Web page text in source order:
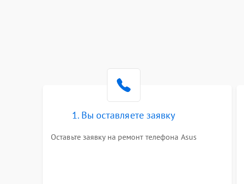
1. Вы оставляете заявку
Оставьте заявку на ремонт телефона Asus